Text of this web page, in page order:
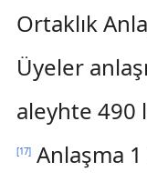
Ortaklık
Üyeler
aleyhte 490
[17]Anlaşma 1